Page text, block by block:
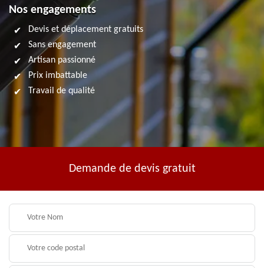
Nos engagements
Devis et déplacement gratuits
Sans engagement
Artisan passionné
Prix imbattable
Travail de qualité
Demande de devis gratuit